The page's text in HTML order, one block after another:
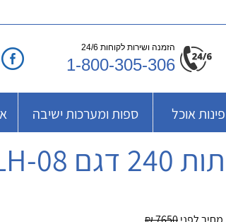
הזמנה ושירות לקוחות 24/6
1-800-305-306
פינות אוכל ספות ומערכות ישיבה